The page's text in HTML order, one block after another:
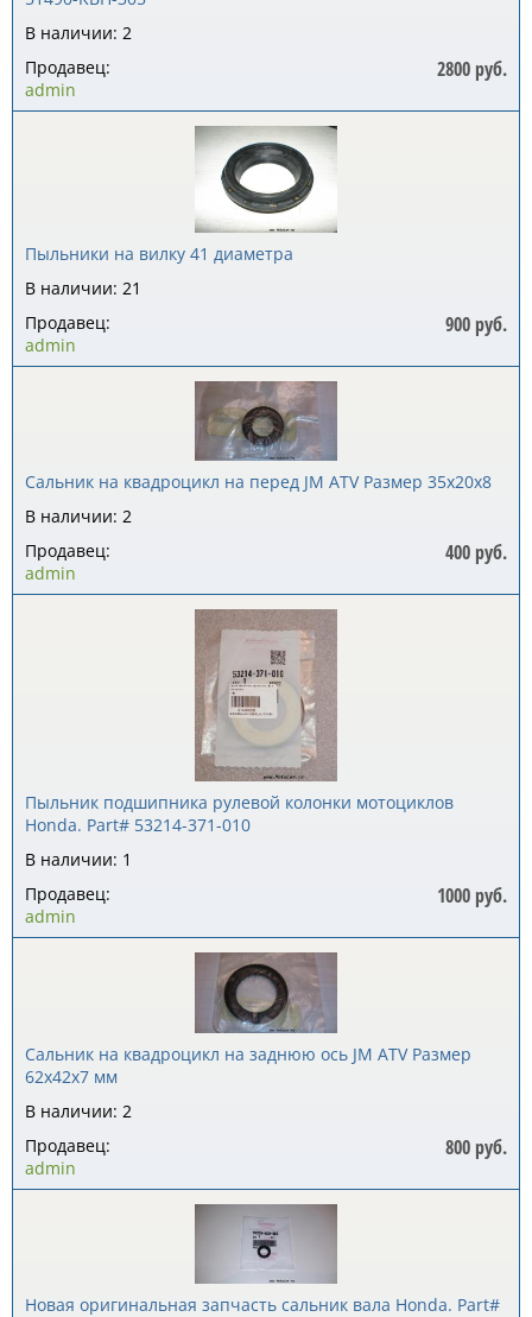
В наличии: 2
2800 руб.
Продавец:
admin
Пыльники на вилку 41 диаметра
В наличии: 21
900 руб.
Продавец:
admin
Сальник на квадроцикл на перед JM ATV Размер 35x20x8
В наличии: 2
400 руб.
Продавец:
admin
Пыльник подшипника рулевой колонки мотоциклов
Honda. Part# 53214-371-010
В наличии: 1
1000 руб.
Продавец:
admin
Сальник на квадроцикл на заднюю ось JM ATV Размер
62x42x7 мм
В наличии: 2
800 руб.
Продавец:
admin
Новая оригинальная запчасть сальник вала Honda. Part#